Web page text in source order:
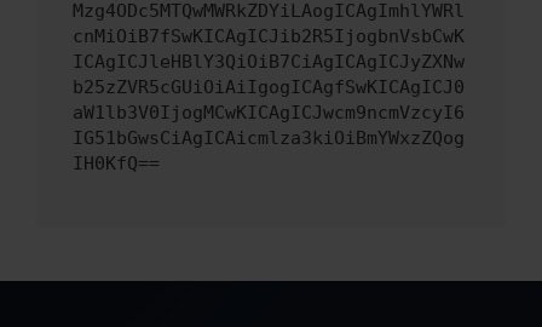
Mzg4ODc5MTQwMWRkZDYiLAogICAgImhlYWRl
cnMiOiB7fSwKICAgICJib2R5IjogbnVsbCwK
ICAgICJleHBlY3QiOiB7CiAgICAgICJyZXNw
b25zZVR5cGUiOiAiIgogICAgfSwKICAgICJ0
aW1lb3V0IjogMCwKICAgICJwcm9ncmVzcyI6
IG51bGwsCiAgICAicmlza3kiOiBmYWxzZQog
IH0KfQ==